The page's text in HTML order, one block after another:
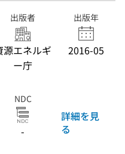
出版者
源エネルギ
ー庁
出版年
2016-05
NDC
-
詳細を見
る